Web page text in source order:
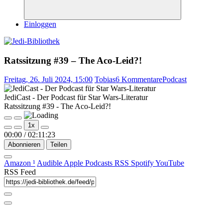
Suchen
Einloggen
Ratssitzung #39 – The Aco-Leid?!
Freitag, 26. Juli 2024, 15:00 Tobias6 KommentarePodcast
JediCast - Der Podcast für Star Wars-Literatur
Ratssitzung #39 - The Aco-Leid?!
Play
Episode
Pause
Episode
1x
00:00 / 02:11:23
Abonnieren Teilen
Amazon ¹AudibleApple Podcasts RSS SpotifyYouTube
RSS Feed